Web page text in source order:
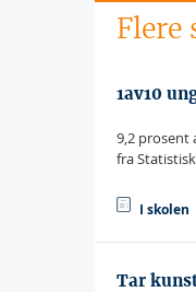
Flere
1av10
9,2 prosent
fra
I skolen
Tar